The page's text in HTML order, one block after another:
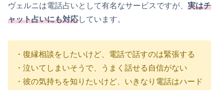
ヴェルニは電話占いとして有名なサービスですが、 実はチ
ャット占いにも対応しています。
・復縁相談をしたいけど、電話で話すのは緊張する
・泣いてしまいそうで、うまく話せる自信がない
・彼の気持ちを知りたいけど、いきなり電話はハード